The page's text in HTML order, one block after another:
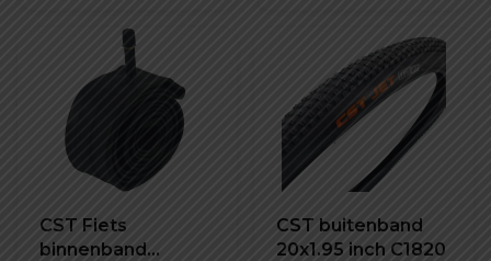
CST Fiets
binnenband
CST buitenband
20x1.95 inch C1820